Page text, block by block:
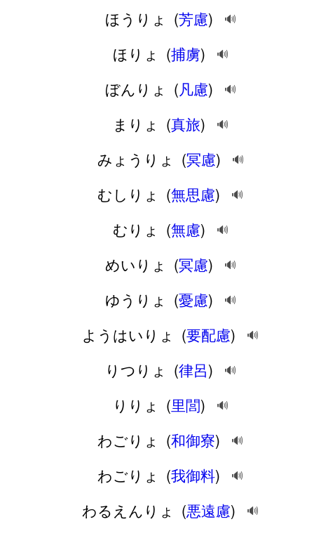
ほうりょ (芳慮) 🔊
ほりょ (捕虜) 🔊
ぼんりょ (凡慮) 🔊
まりょ (真旅) 🔊
みょうりょ (冥慮) 🔊
むしりょ (無思慮) 🔊
むりょ (無慮) 🔊
めいりょ (冥慮) 🔊
ゆうりょ (憂慮) 🔊
ようはいりょ (要配慮) 🔊
りつりょ (律呂) 🔊
りりょ (里閭) 🔊
わごりょ (和御寮) 🔊
わごりょ (我御料) 🔊
わるえんりょ (悪遠慮) 🔊